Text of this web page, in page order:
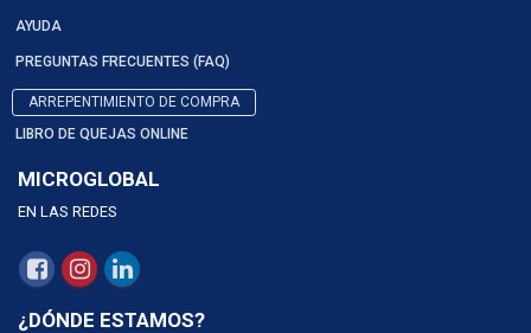
AYUDA
PREGUNTAS FRECUENTES (FAQ)
ARREPENTIMIENTO DE COMPRA
LIBRO DE QUEJAS ONLINE
MICROGLOBAL
EN LAS REDES
¿DÓNDE ESTAMOS?